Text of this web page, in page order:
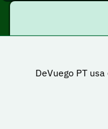
DeVuego PT usa